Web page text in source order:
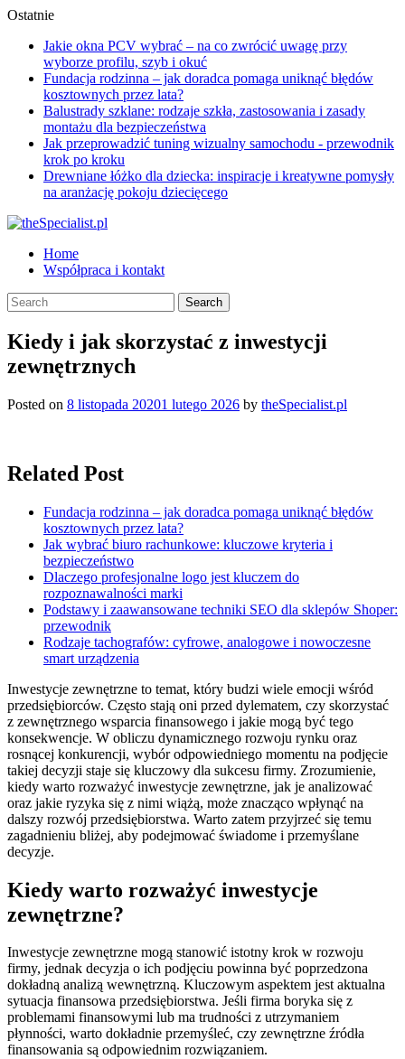
Skip
content
Ostatnie
Jakie okna PCV wybrać – na co zwrócić uwagę przy
wyborze profilu, szyb i okuć
Fundacja rodzinna – jak doradca pomaga uniknąć błędów
kosztownych przez lata?
Balustrady szklane: rodzaje szkła, zastosowania i zasady
montażu dla bezpieczeństwa
Jak przeprowadzić tuning wizualny samochodu - przewodnik
krok po kroku
Drewniane łóżko dla dziecka: inspiracje i kreatywne pomysły
na aranżację pokoju dziecięcego
Home
Współpraca i kontakt
Kiedy i jak skorzystać z inwestycji
zewnętrznych
Posted on 8 listopada 20201 lutego 2026 by theSpecialist.pl
Related Post
Fundacja rodzinna – jak doradca pomaga uniknąć błędów
kosztownych przez lata?
Jak wybrać biuro rachunkowe: kluczowe kryteria i
bezpieczeństwo
Dlaczego profesjonalne logo jest kluczem do
rozpoznawalności marki
Podstawy i zaawansowane techniki SEO dla sklepów Shoper:
przewodnik
Rodzaje tachografów: cyfrowe, analogowe i nowoczesne
smart urządzenia
Inwestycje zewnętrzne to temat, który budzi wiele emocji wśród
przedsiębiorców. Często stają oni przed dylematem, czy skorzystać
z zewnętrznego wsparcia finansowego i jakie mogą być tego
konsekwencje. W obliczu dynamicznego rozwoju rynku oraz
rosnącej konkurencji, wybór odpowiedniego momentu na podjęcie
takiej decyzji staje się kluczowy dla sukcesu firmy. Zrozumienie,
kiedy warto rozważyć inwestycje zewnętrzne, jak je analizować
oraz jakie ryzyka się z nimi wiążą, może znacząco wpłynąć na
dalszy rozwój przedsiębiorstwa. Warto zatem przyjrzeć się temu
zagadnieniu bliżej, aby podejmować świadome i przemyślane
decyzje.
Kiedy warto rozważyć inwestycje
zewnętrzne?
Inwestycje zewnętrzne mogą stanowić istotny krok w rozwoju
firmy, jednak decyzja o ich podjęciu powinna być poprzedzona
dokładną analizą wewnętrzną. Kluczowym aspektem jest aktualna
sytuacja finansowa przedsiębiorstwa. Jeśli firma boryka się z
problemami finansowymi lub ma trudności z utrzymaniem
płynności, warto dokładnie przemyśleć, czy zewnętrzne źródła
finansowania są odpowiednim rozwiązaniem.